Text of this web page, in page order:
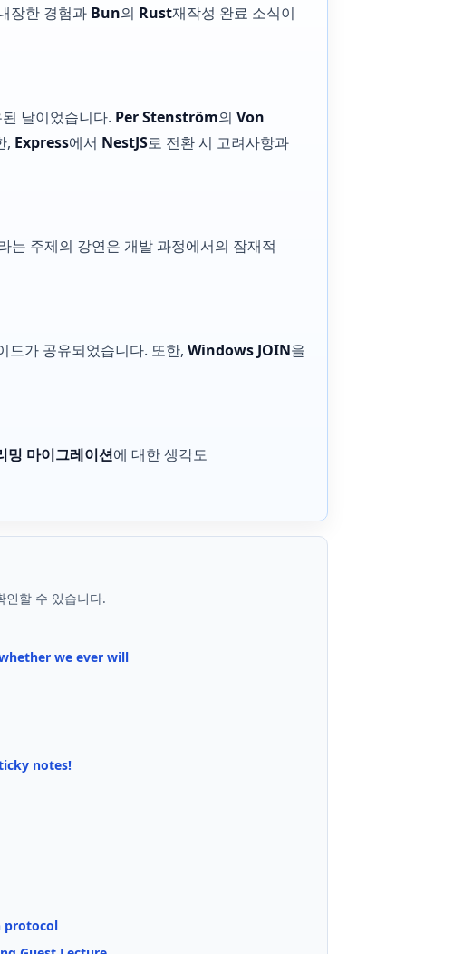
장한 경험과 Bun의 Rust재작성 완료 소식이
날이었습니다. Per Stenström의 Von
, Express에서 NestJS로 전환 시 고려사항과
는 주제의 강연은 개발 과정에서의 잠재적
드가 공유되었습니다. 또한, Windows JOIN을
마이그레이션에 대한 생각도
인할 수 있습니다.
we ever will
notes!
protocol